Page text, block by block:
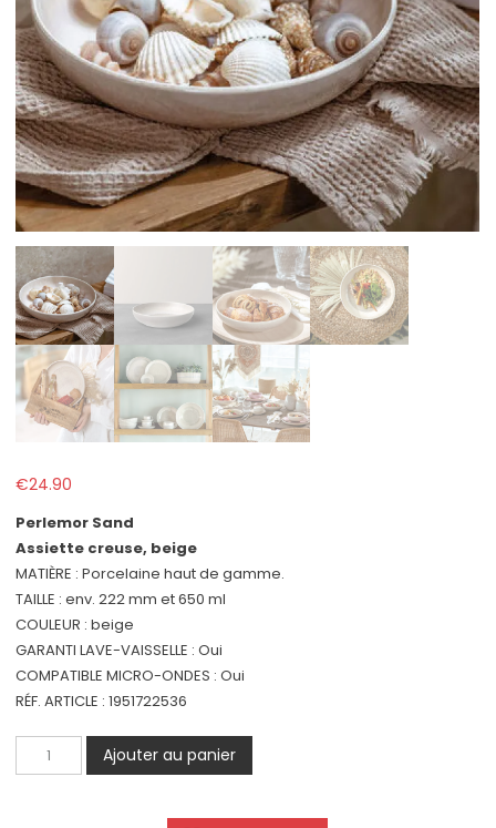
€24.90
Perlemor Sand
Assiette creuse, beige
MATIÈRE : Porcelaine haut de gamme.
TAILLE : env. 222 mm et 650 ml
COULEUR : beige
GARANTI LAVE-VAISSELLE : Oui
COMPATIBLE MICRO-ONDES : Oui
RÉF. ARTICLE : 1951722536
quantité
de
Ajouter au panier